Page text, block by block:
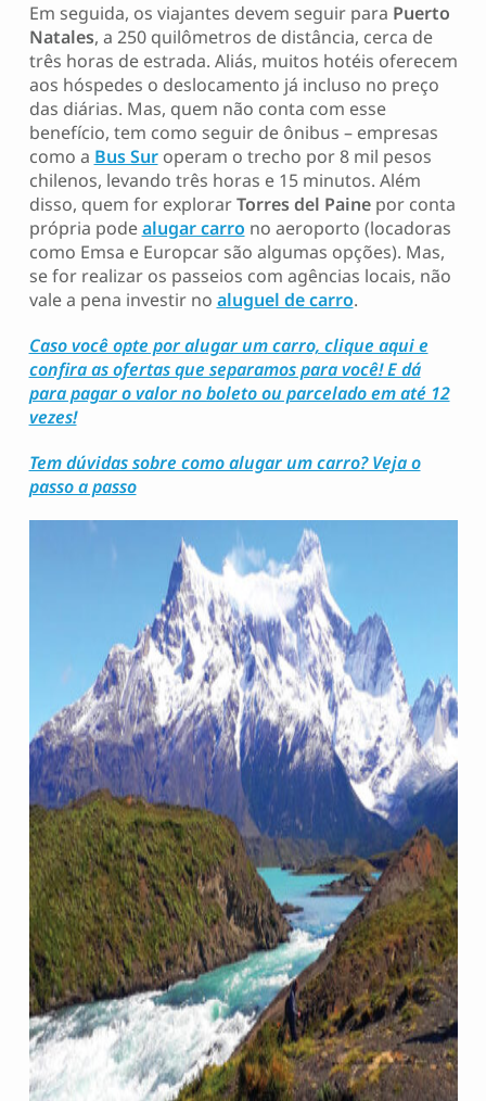
Em seguida, os viajantes devem seguir para Puerto
Natales, a 250 quilômetros de distância, cerca de
três horas de estrada. Aliás, muitos hotéis oferecem
aos hóspedes o deslocamento já incluso no preço
das diárias. Mas, quem não conta com esse
benefício, tem como seguir de ônibus – empresas
como a Bus Suroperam o trecho por 8 mil pesos
chilenos, levando três horas e 15 minutos. Além
disso, quem for explorarTorres del Painepor conta
própria podealugar carro no aeroporto (locadoras
como Emsa e Europcar são algumas opções). Mas,
se for realizar os passeios com agências locais, não
vale a pena investir no aluguel de carro.
Caso você opte por alugar um carro, clique aqui e
confira as ofertas que separamos para você! E dá
para pagar o valor no boleto ou parcelado em até 12
vezes!
Tem dúvidas sobre como alugar um carro? Veja o
passo a passo